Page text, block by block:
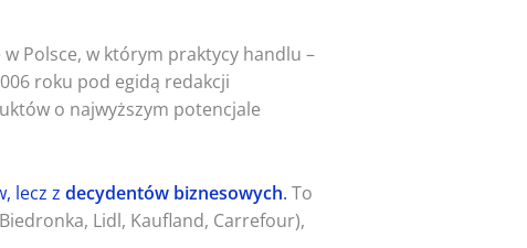
Polsce, w którym praktycy handlu –
roku pod egidą redakcji
o najwyższym potencjale
lecz z decydentów biznesowych. To
Lidl, Kaufland, Carrefour),